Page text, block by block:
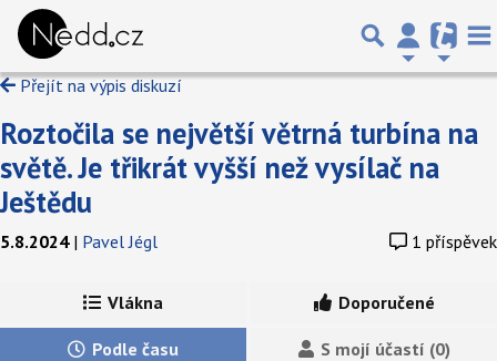
Přejít na výpis diskuzí
Roztočila se největší větrná turbína na
světě. Je třikrát vyšší než vysílač na
Ještědu
5.8.2024| Pavel Jégl 1 příspěvek
Vlákna Doporučené
Podle času S mojí účastí (0)